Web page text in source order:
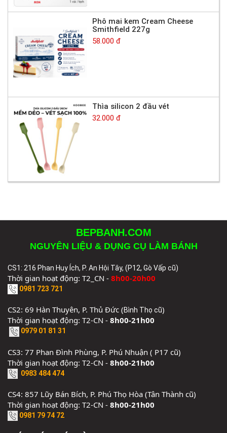
Phô mai kem Cream Cheese
Smithfield 227g
58.000 đ
Thìa silicon 2 đầu vét
32.000 đ
BEPBANH.COM
NGUYÊN LIỆU & DỤNG CỤ LÀM BÁNH
CS1: 216 Phan Huy Ích, P. An Hội Tây, (P12, Gò Vấp cũ)
Thời gian hoạt động: T2_CN - 8h00-20h00
0981 723 721
CS2: 69 Hàn Thuyên, P. Thủ Đức (Bình Thọ cũ)
Thời gian hoạt động: T2-CN - 8h00-21h00
0979 01 81 31
CS3: 77 Phan Đình Phùng, P. Phú Nhuận ( P17 cũ)
Thời gian hoạt động: T2-CN - 8h00-21h00
0983 484 474
CS4: 857 Lũy Bán Bích, P. Phú Thọ Hòa (Tân Thành cũ)
Thời gian hoạt động: T2-CN - 8h00-21h00
0981 79 74 72